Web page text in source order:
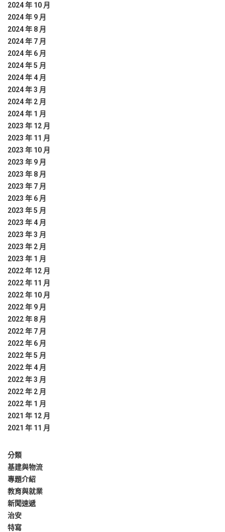
2024 年 10 月
2024 年 9 月
2024 年 8 月
2024 年 7 月
2024 年 6 月
2024 年 5 月
2024 年 4 月
2024 年 3 月
2024 年 2 月
2024 年 1 月
2023 年 12 月
2023 年 11 月
2023 年 10 月
2023 年 9 月
2023 年 8 月
2023 年 7 月
2023 年 6 月
2023 年 5 月
2023 年 4 月
2023 年 3 月
2023 年 2 月
2023 年 1 月
2022 年 12 月
2022 年 11 月
2022 年 10 月
2022 年 9 月
2022 年 8 月
2022 年 7 月
2022 年 6 月
2022 年 5 月
2022 年 4 月
2022 年 3 月
2022 年 2 月
2022 年 1 月
2021 年 12 月
2021 年 11 月
分類
基建與物流
專題介紹
教育與就業
新聞速遞
治安
特寫